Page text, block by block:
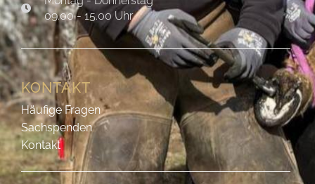
22. März 2024
Warum ich mich freue…
Er ist in Rumänien, aber er ist kein Arbeitspferd. Er muss
nicht für sein Heu arbeiten. Aber er bekommt dennoch
genug zu essen. Er wird
Lesen »